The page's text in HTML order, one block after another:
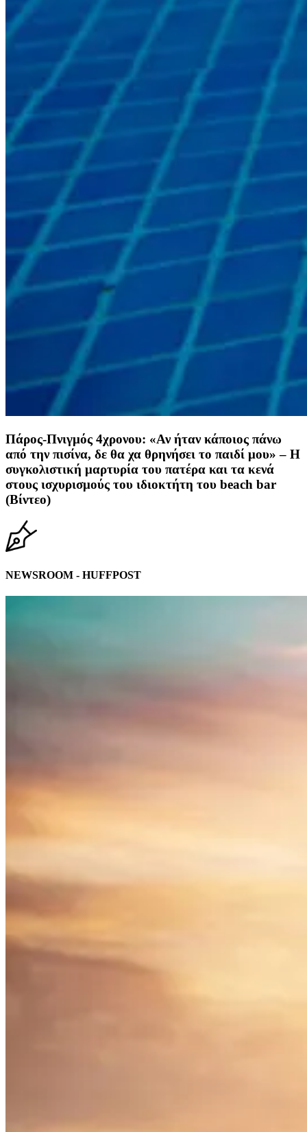
Πάρος-Πνιγμός 4χρονου: «Αν ήταν κάποιος πάνω
από την πισίνα, δε θα χα θρηνήσει το παιδί μου» – Η
συγκολιστική μαρτυρία του πατέρα και τα κενά
στους ισχυρισμούς του ιδιοκτήτη του beach bar
(Βίντεο)
NEWSROOM - HUFFPOST